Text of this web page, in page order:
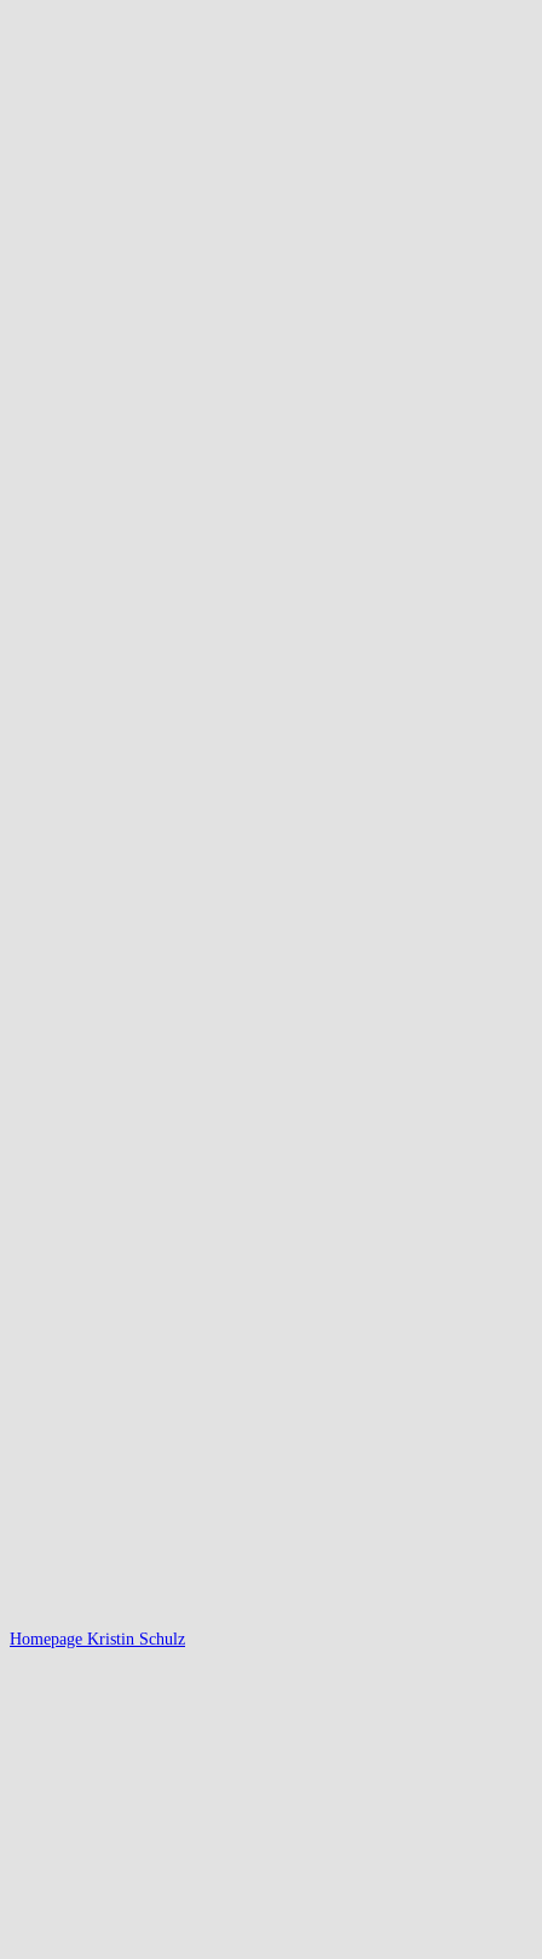
Homepage Kristin Schulz